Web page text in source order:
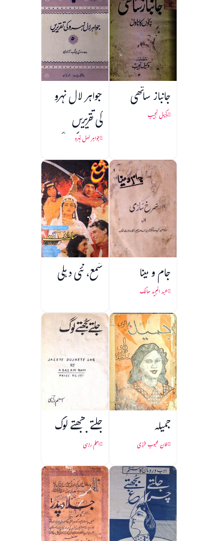
جانباز ساتھی
وکیل نجیب
جواہر لال نہرو
کی تقریریں
(1857 کی جنگ
آزادی)
جواہر لعل نہرو
جام و مینا
عبد المجید سالک
شمع، نئی دہلی
جمیلہ
خان محبوب طرزی
جلتے بجھتے لوگ
اسلم راہی